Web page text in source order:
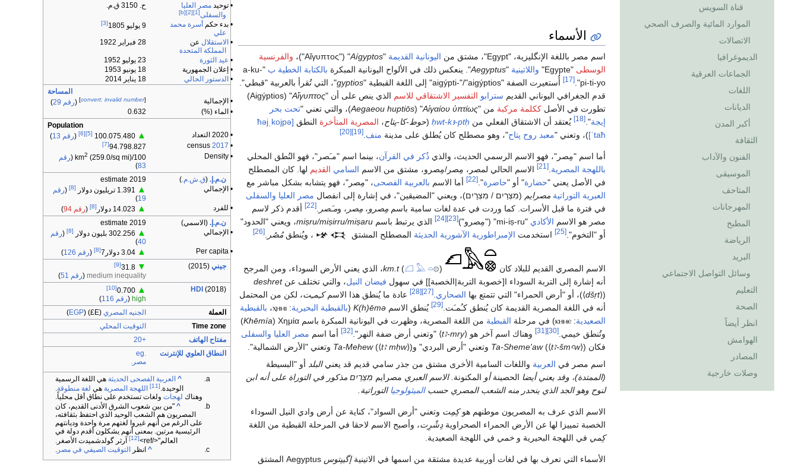
قناة السويس
الموارد المائية والصرف الصحي
الاتصالات
الديموغرافيا
الجماعات العرقية
اللغات
الديانات
أكبر المدن
الثقافة
الفنون والآداب
الموسيقى
المتاحف
المهرجانات
المطبخ
الرياضة
البريد
وسائل التواصل الاجتماعي
التعليم
الصحة
انظر أيضاً
الهوامش
المصادر
وصلات خارجية
• توحيدمصر العليا
والسفلى[1]
[2]
[b]
ح. 3150 ق.م.
• بدء حكم أسرة محمد
علي
9 يوليو 1805 [3]
• الاستقلال عن
المملكة المتحدة
28 فبراير 1922
• عيد الثورة
23 يوليو 1952
• إعلان الجمهورية
18 يونيو 1953
• الدستور الحالي
18 يناير 2014
المساحة
• الإجمالية
[
convert: invalid number
]
(رقم 29
)
• الماء (%)
0.632
Population
• 2020 التعداد
▲
100.075.480
[5]
[6]
(رقم 13
)
•
2017
census
94.798.827
[7]
• Density
100/km
2 (259.0/sq mi) (
رقم
83
)
ن.م.إ. (ق.ش.م.)
2019 estimate
• الإجمالي
▲
[8]
(رقم
19
)
• للفرد
▲ 14.023 دولار [8]
(رقم 94
)
ن.م.إ. (الاسمي)
2019 estimate
• الإجمالي
▲
[8]
(رقم
40
)
• Per capita
▲ 3.04 دولار7 [8]
(رقم 126
)
جيني (2015)
▼
31.8
[9]
medium inequality
(رقم 51
)
HDI (2018)
▲
0.700
[10]
high
(رقم 116
)
العملة
الجنيه المصري (E£) (
EGP
)
Time zone
التوقيت المحلي
مفتاح الهاتف
+20
النطاق العلوي للإنترنت
.eg
مصر.
^ العربية الفصحى الحديثة هي اللغة الرسمية
الوحيدة.[11] اللهجة المصرية هي لغة منطوقة.
وهناك لهجات ولغات تستخدم على نطاق أقل محلياً.
^ "من بين شعوب الشرق الأدنى القديم، كان
المصريون هم الشعب الوحيد الذي احتفظ بثقافته،
على الرغم من أنهم غيروا لغتهم مرة واحدة وديانتهم
الرئيسية مرتين. بمعنى أنهم يشكلون أقدم دولة في
العالم"</ref>
[12]
آرثر گولدشميدت الأصغر.
^ انظرالتوقيت الصيفي في مصر.
الأسماء
اسم مصر باللغة الإنگليزية، "Egypt"، مشتق من اليونانية القديمة "
Aígyptos
" ("
Αἴγυπτος")، والفرنسية
الوسطى "Egypte" واللاتينية "
Aegyptus". ينعكس ذلك في الألواح اليونانية المبكرة بالكتابة الخطية ب
"a-ku-
pi-ti-yo".
[17] أُستعيرت الصفة "aigýpti-"/"aigýptios" إلى اللغة القبطية " gyptios"، التي تُقرأ بالعربية "قبطي".
قدم الجغرافي اليوناني القديم سترابو التفسير الاشتقاقي للاسم الذي ينص على أن "Αἴγυπτος
" (Aigýptios)
تطورت في الأصل ككلمة مركبة من "Aἰγαίου ὑπτίως
" (
Aegaeou huptiōs)، والتي تعني "تحت بحر
إيجة".
[18] يُعتقد أن الاشتقاق الفعلي من ḥwt-kꜣ-ptḥ
(حوط-كا-پتاح، المصرية المتأخرة النطق [ħəjˌkojpə
ˈtaħ] )، وتعني "معبد روح پتاح"، وهو مصطلح كان يُطلق على مدينة منف.
[19]
[20]
أما اسم "مِصر"، فهو الاسم الرسمي الحديث، والذي ذُكر في القرآن، بينما اسم "مـَصر"، فهو النُطق المحلي
باللهجة المصرية.
[21] الاسم الحالي لمصر، مِصر/مِصرو، مشتق من الاسم السامي القديم لها. كان المصطلح
في الأصل يعني "حضارة" أو "حاضرة".
[22] أما الاسم بالعربية الفصحى، "مِصر"، فهو يتشابه بشكل مباشر مع
العبرية التوراتية مصرايم (מִצְרַיִם / מִצְרָיִם)، ويعني "المضيقين"، في إشارة إلى انفصال مصر العليا والسفلى
في فترة ما قبل الأسرات. كما وردت في عدة لغات سامية باسم مِصرو، مِصر ، ومـَصر .
[22]
أقدم ذكر لاسم
مصر هو الاسم الأكادي "mi-iṣ-ru" ("مِصرو") [23]
[24] الذي يرتبط باسم miṣru/miṣirru/miṣaru، ويعني "الحدود"
أو "التخوم".[25] استخدمت الإمبراطورية الآشورية الحديثة المصطلح المشتق ، ويُنطقمُصُر .
[26]
الاسم المصري القديم للبلاد كان (
𓆎 𓅓 𓏏𓊖)
km.t، الذي يعني الأرض السوداء، ومن المرجح
أنه إشارة إلى التربة السوداء ا[خصوبة التربة|الخصبة]] في سهول فيضان النيل، والتي تختلف عنdeshret
(⟨dšṛt⟩)، أو "أرض الحمراء" التي تتمتع بها الصحاري.
[27]
[28] عادة ما يُنطق هذا الاسمكـِمـِت، لكن من المحتمل
أنه في اللغة المصرية القديمة كان يُنطق كـُمـَت.[29] يُنطق الاسم K(h)ēmə
(بالقبطية البحيرية:
ⲭⲏⲙⲓ، بالقبطية
الصعيدية:
ⲕⲏⲙⲉ) في مرحلة القبطية من اللغة المصرية، وظهرت في اليونانية المبكرة باسم Χημία
(
Khēmía
)
وتُنطق خيمي.[30]
[31] وهناك اسم آخر هو ⟨
tꜣ-mry
⟩ "وتعني أرض ضفة النهر".[32] أما اسم مصر العليا والسفلى
فكان
Ta-Sheme'aw(⟨tꜣ-šmꜥw⟩) وتعني "أرض البردي" و Ta-Mehew(⟨tꜣ mḥw⟩) وتعني "الأرض الشمالية".
اسم مصر في العربية واللغات السامية الأخرى مشتق من جذر سامي قديم قد يعنيالبلد أو "البسيطة
(الممتدة)، وقد يعني أيضا الحصينة أو المكنونة. الاسم العبري مصرايم מִצְרַיִם مذكور في التوراة على أنه ابن
لنوح وهو الجد الذي ينحدر منه الشعب المصري حسبالميثولوجيا التوراتية.
الاسم الذي عرف به المصريون موطنهم هوكِمِت وتعني "أرض السواد"، كناية عن أرض وادي النيل السوداء
الخصبة تمييزا لها عن الأرض الحمراء الصحراوية دِشْرِت، وأصبح الاسم لاحقا في المرحلة القبطية من اللغة
كِمي في اللهجة البحيرية و خمي في اللهجة الصعيدية.
الأسماء التي تعرف بها في لغات أوربية عديدة مشتقة من اسمها في الاتينيةإگيپتوس
Aegyptus المشتق